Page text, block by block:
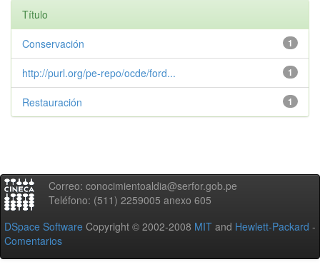
Título
1
Conservación
1
http://purl.org/pe-repo/ocde/ford...
1
Restauración
Correo: conocimientoaldia@serfor.gob.pe
Teléfono: (511) 2259005 anexo 605
DSpace Software Copyright © 2002-2008 MIT and Hewlett-Packard -
Comentarios